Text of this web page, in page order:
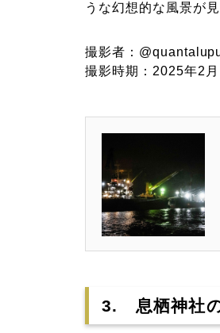
うな幻想的な風景が見
撮影者：
撮影時期：2025年2月
3. 息栖神社